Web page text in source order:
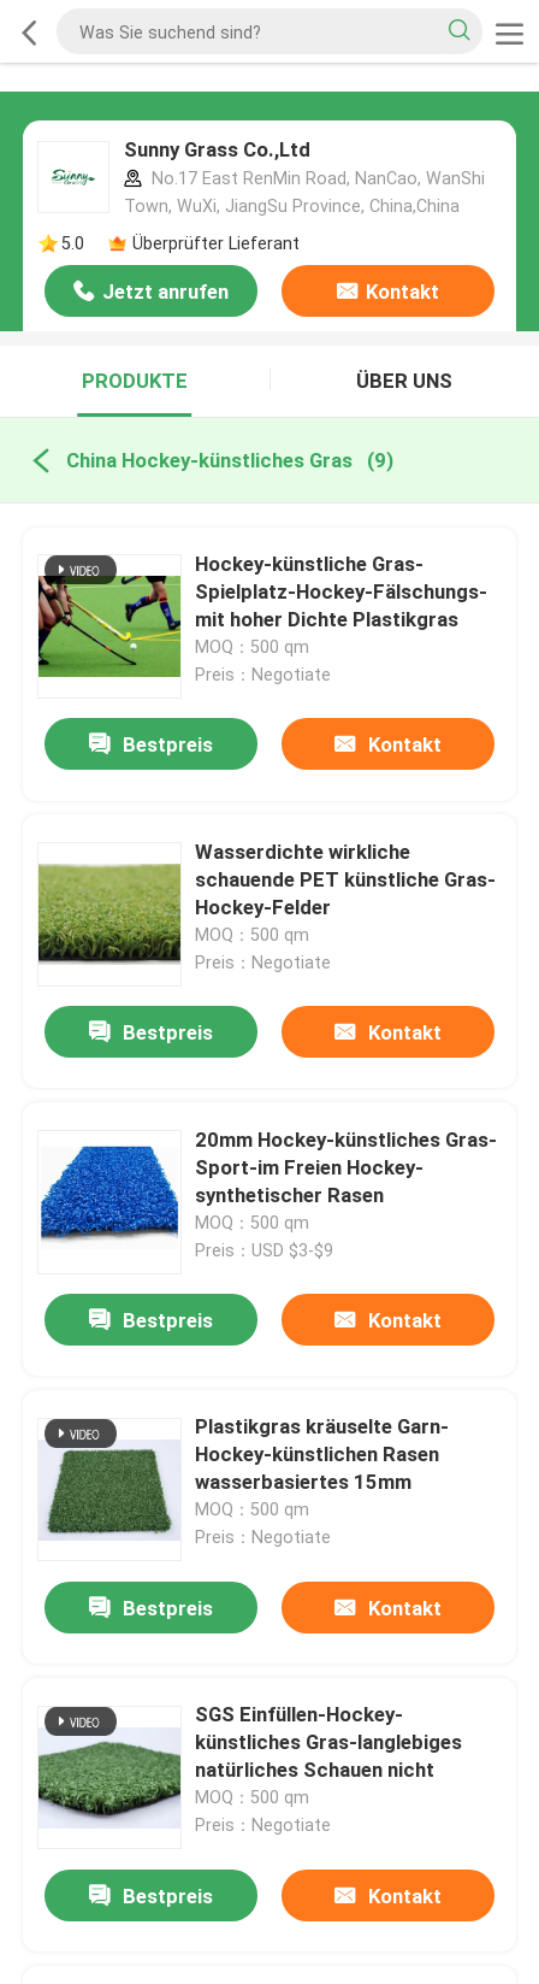
Sunny Grass Co.,Ltd
No.17 East RenMin Road, NanCao, WanShi
Town, WuXi, JiangSu Province, China,China
5.0
Überprüfter Lieferant
Jetzt anrufen Kontakt
PRODUKTE ÜBER UNS
China Hockey-künstliches Gras (9)
Hockey-künstliche Gras-
Spielplatz-Hockey-Fälschungs-
mit hoher Dichte Plastikgras
MOQ：500 qm
Preis：Negotiate
Bestpreis Kontakt
Wasserdichte wirkliche
schauende PET künstliche Gras-
Hockey-Felder
MOQ：500 qm
Preis：Negotiate
Bestpreis Kontakt
20mm Hockey-künstliches Gras-
Sport-im Freien Hockey-
synthetischer Rasen
MOQ：500 qm
Preis：USD $3-$9
Bestpreis Kontakt
Plastikgras kräuselte Garn-
Hockey-künstlichen Rasen
wasserbasiertes 15mm
MOQ：500 qm
Preis：Negotiate
Bestpreis Kontakt
SGS Einfüllen-Hockey-
künstliches Gras-langlebiges
natürliches Schauen nicht
MOQ：500 qm
Preis：Negotiate
Bestpreis Kontakt